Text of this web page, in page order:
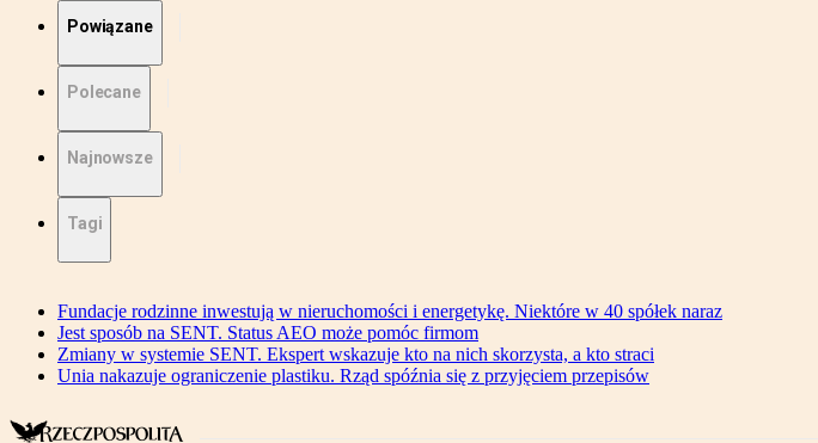
Powiązane
Polecane
Najnowsze
Tagi
Fundacje rodzinne inwestują w nieruchomości i energetykę. Niektóre w 40 spółek naraz
Jest sposób na SENT. Status AEO może pomóc firmom
Zmiany w systemie SENT. Ekspert wskazuje kto na nich skorzysta, a kto straci
Unia nakazuje ograniczenie plastiku. Rząd spóźnia się z przyjęciem przepisów